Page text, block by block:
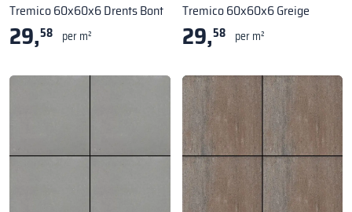
Tremico 60x60x6 Drents Bont
29,58 per m²
Tremico 60x60x6 Greige
29,58 per m²